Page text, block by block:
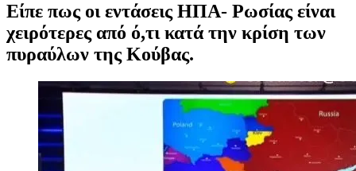
Είπε πως οι εντάσεις ΗΠΑ- Ρωσίας είναι
χειρότερες από ό,τι κατά την κρίση των
πυραύλων της Κούβας.